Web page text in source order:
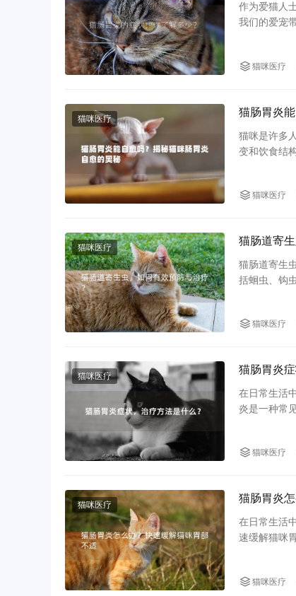
作为爱猫人
我们的爱宠
猫咪医疗
猫咪医疗
猫肠胃炎
猫咪是许多
变和饮食结
猫咪医疗
猫咪医疗
猫肠道寄
猫肠道寄生
括蛔虫、钩
猫咪医疗
猫咪医疗
猫肠胃炎
在日常生活
炎是一种常
猫咪医疗
猫咪医疗
猫肠胃炎
在日常生活
速缓解猫咪
猫咪医疗